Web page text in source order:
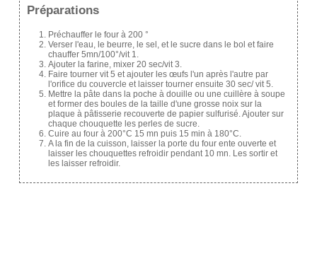
Préparations
Préchauffer le four à 200 °
Verser l'eau, le beurre, le sel, et le sucre dans le bol et faire
chauffer 5mn/100°/vit 1.
Ajouter la farine, mixer 20 sec/vit 3.
Faire tourner vit 5 et ajouter les œufs l'un après l'autre par
l'orifice du couvercle et laisser tourner ensuite 30 sec/ vit 5.
Mettre la pâte dans la poche à douille ou une cuillère à soupe
et former des boules de la taille d'une grosse noix sur la
plaque à pâtisserie recouverte de papier sulfurisé. Ajouter sur
chaque chouquette les perles de sucre.
Cuire au four à 200°C 15 mn puis 15 min à 180°C.
A la fin de la cuisson, laisser la porte du four ente ouverte et
laisser les chouquettes refroidir pendant 10 mn. Les sortir et
les laisser refroidir.